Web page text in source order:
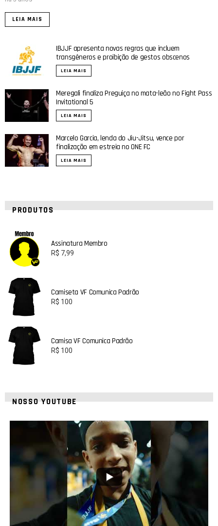
LEIA MAIS
IBJJF apresenta novas regras que incluem
transgêneros e proibição de gestos obscenos
LEIA MAIS
Meregali finaliza Preguiça no mata-leão no Fight Pass
Invitational 5
LEIA MAIS
Marcelo Garcia, lenda do Jiu-Jitsu, vence por
finalização em estreia no ONE FC
LEIA MAIS
PRODUTOS
Assinatura Membro
R$ 7,99
Camiseta VF Comunica Padrão
R$ 100
Camisa VF Comunica Padrão
R$ 100
NOSSO YOUTUBE